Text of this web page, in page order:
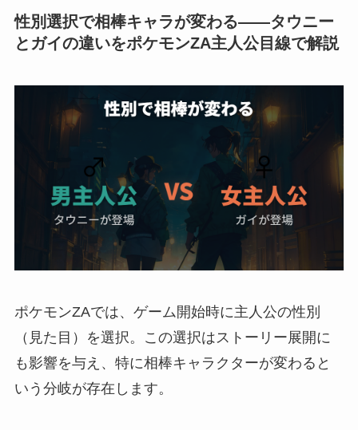
性別選択で相棒キャラが変わる——タウニー
とガイの違いをポケモンZA主人公目線で解説
ポケモンZAでは、ゲーム開始時に主人公の性別
（見た目）を選択。この選択はストーリー展開に
も影響を与え、特に相棒キャラクターが変わると
いう分岐が存在します。